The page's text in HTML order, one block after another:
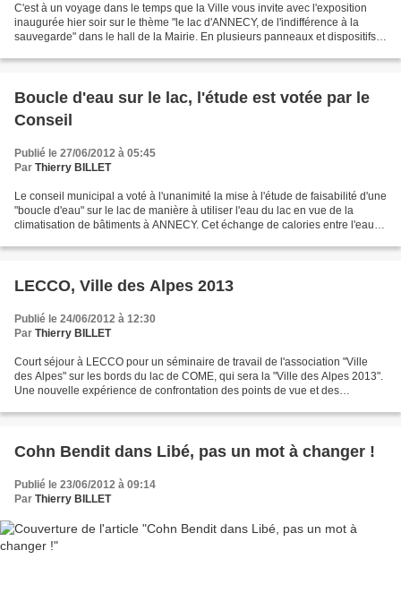
C'est à un voyage dans le temps que la Ville vous invite avec l'exposition
inaugurée hier soir sur le thème "le lac d'ANNECY, de l'indifférence à la
sauvegarde" dans le hall de la Mairie. En plusieurs panneaux et dispositifs
Boucle d'eau sur le lac, l'étude est votée par le
Conseil
Publié le 27/06/2012 à 05:45
Par Thierry BILLET
Le conseil municipal a voté à l'unanimité la mise à l'étude de faisabilité d'une
"boucle d'eau" sur le lac de manière à utiliser l'eau du lac en vue de la
climatisation de bâtiments à ANNECY. Cet échange de calories entre l'eau et
LECCO, Ville des Alpes 2013
Publié le 24/06/2012 à 12:30
Par Thierry BILLET
Court séjour à LECCO pour un séminaire de travail de l'association "Ville
des Alpes" sur les bords du lac de COME, qui sera la "Ville des Alpes 2013".
Une nouvelle expérience de confrontation des points de vue et des
Cohn Bendit dans Libé, pas un mot à changer !
Publié le 23/06/2012 à 09:14
Par Thierry BILLET